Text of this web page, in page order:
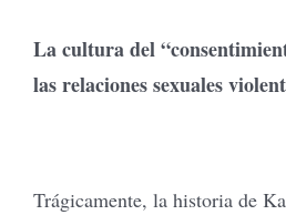
La cultura del
las relaciones sexuales
Trágicamente, la historia de